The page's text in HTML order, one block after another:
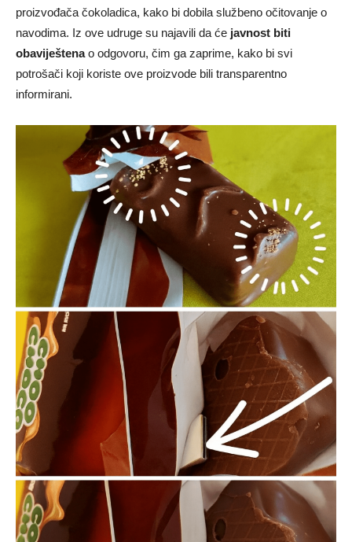
proizvođača čokoladica, kako bi dobila službeno očitovanje o
navodima. Iz ove udruge su najavili da će javnost biti
obaviještenao odgovoru, čim ga zaprime, kako bi svi
potrošači koji koriste ove proizvode bili transparentno
informirani.